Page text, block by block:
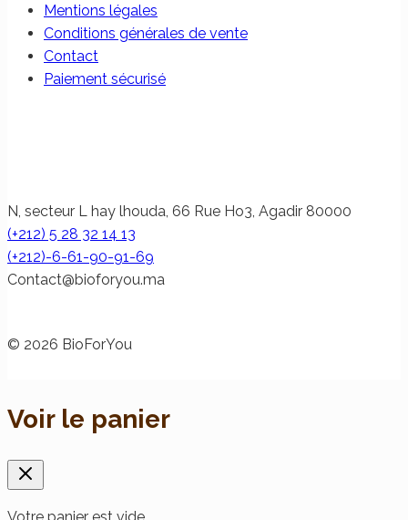
Mentions légales
Conditions générales de vente
Contact
Paiement sécurisé
N, secteur L hay lhouda, 66 Rue Ho3, Agadir 80000
(+212) 5 28 32 14 13
(+212)-6-61-90-91-69
am.uoyrofoib
@tcatnoC
© 2026 BioForYou
Voir le panier